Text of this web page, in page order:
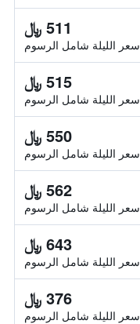
511 ﷼
سعر الليلة شامل الرسوم
515 ﷼
سعر الليلة شامل الرسوم
550 ﷼
سعر الليلة شامل الرسوم
562 ﷼
سعر الليلة شامل الرسوم
643 ﷼
سعر الليلة شامل الرسوم
376 ﷼
سعر الليلة شامل الرسوم